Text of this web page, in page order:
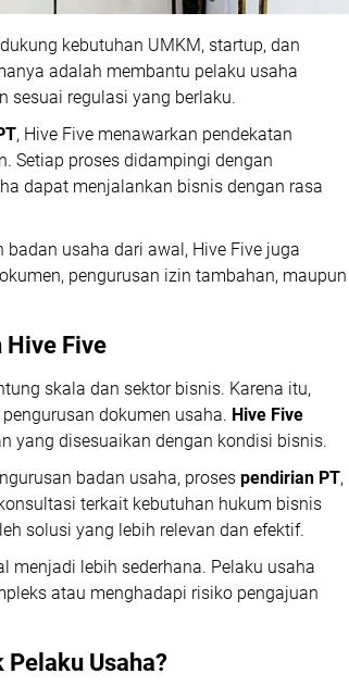
kebutuhan UMKM, startup, dan
adalah membantu pelaku usaha
sesuai regulasi yang berlaku.
, Hive Five menawarkan pendekatan
Setiap proses didampingi dengan
dapat menjalankan bisnis dengan rasa
usaha dari awal, Hive Five juga
pengurusan izin tambahan, maupun
Hive Five
skala dan sektor bisnis. Karena itu,
dokumen usaha. Hive Five
yang disesuaikan dengan kondisi bisnis.
badan usaha, proses pendirian PT,
terkait kebutuhan hukum bisnis
solusi yang lebih relevan dan efektif.
menjadi lebih sederhana. Pelaku usaha
atau menghadapi risiko pengajuan
Usaha?